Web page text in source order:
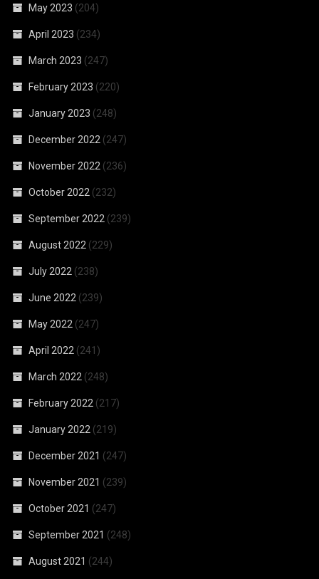
May 2023 (204)
April 2023 (234)
March 2023 (247)
February 2023 (220)
January 2023 (248)
December 2022 (247)
November 2022 (236)
October 2022 (232)
September 2022 (239)
August 2022 (229)
July 2022 (238)
June 2022 (239)
May 2022 (247)
April 2022 (241)
March 2022 (248)
February 2022 (217)
January 2022 (219)
December 2021 (247)
November 2021 (239)
October 2021 (247)
September 2021 (248)
August 2021 (244)